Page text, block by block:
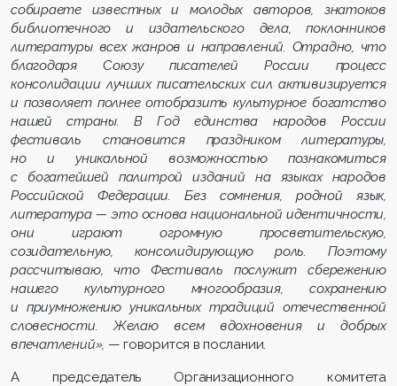
собираете известных и молодых авторов, знатоков
библиотечного и издательского дела, поклонников
литературы всех жанров и направлений. Отрадно, что
благодаря Союзу писателей России процесс
консолидации лучших писательских сил активизируется
и позволяет полнее отобразить культурное богатство
нашей страны. В Год единства народов России
фестиваль становится праздником литературы,
но и уникальной возможностью познакомиться
с богатейшей палитрой изданий на языках народов
Российской Федерации. Без сомнения, родной язык,
литература — это основа национальной идентичности,
они играют огромную просветительскую,
созидательную, консолидирующую роль. Поэтому
рассчитываю, что Фестиваль послужит сбережению
нашего культурного многообразия, сохранению
и приумножению уникальных традиций отечественной
словесности. Желаю всем вдохновения и добрых
впечатлений», — говорится в послании.
А председатель Организационного комитета